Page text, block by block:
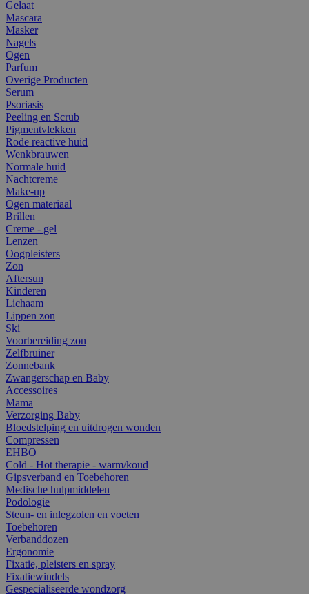
Gelaat
Mascara
Masker
Nagels
Ogen
Parfum
Overige Producten
Serum
Psoriasis
Peeling en Scrub
Pigmentvlekken
Rode reactive huid
Wenkbrauwen
Normale huid
Nachtcreme
Make-up
Ogen materiaal
Brillen
Creme - gel
Lenzen
Oogpleisters
Zon
Aftersun
Kinderen
Lichaam
Lippen zon
Ski
Voorbereiding zon
Zelfbruiner
Zonnebank
Zwangerschap en Baby
Accessoires
Mama
Verzorging Baby
Bloedstelping en uitdrogen wonden
Compressen
EHBO
Cold - Hot therapie - warm/koud
Gipsverband en Toebehoren
Medische hulpmiddelen
Podologie
Steun- en inlegzolen en voeten
Toebehoren
Verbanddozen
Ergonomie
Fixatie, pleisters en spray
Fixatiewindels
Gespecialiseerde wondzorg